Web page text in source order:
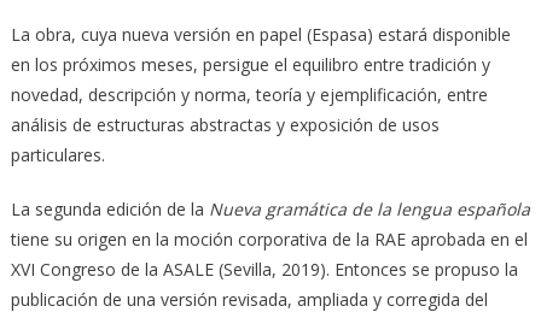
La obra, cuya nueva versión en papel (Espasa) estará disponible
en los próximos meses, persigue el equilibro entre tradición y
novedad, descripción y norma, teoría y ejemplificación, entre
análisis de estructuras abstractas y exposición de usos
particulares.
La segunda edición de la Nueva gramática de la lengua española
tiene su origen en la moción corporativa de la RAE aprobada en el
XVI Congreso de la ASALE (Sevilla, 2019). Entonces se propuso la
publicación de una versión revisada, ampliada y corregida del